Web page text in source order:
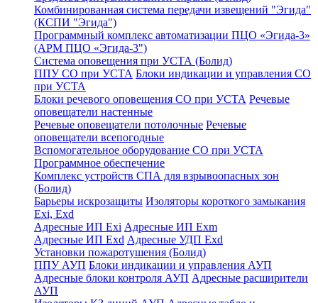
Комбинированная система передачи извещений "Эгида"
(КСПИ "Эгида")
Программный комплекс автоматизации ПЦО «Эгида-3»
(АРМ ПЦО «Эгида-3")
Система оповещения при УСТА (Болид)
ППУ СО при УСТА Блоки индикации и управления СО
при УСТА
Блоки речевого оповещения СО при УСТА Речевые
оповещатели настенные
Речевые оповещатели потолочные Речевые
оповещатели всепогодные
Вспомогательное оборудование СО при УСТА
Программное обеспечение
Комплекс устройств СПА для взрывоопасных зон
(Болид)
Барьеры искрозащиты Изоляторы короткого замыкания
Exi, Exd
Адресные ИП Exi Адресные ИП Exm
Адресные ИП Exd Адресные УДП Exd
Установки пожаротушения (Болид)
ППУ АУП Блоки индикации и управления АУП
Адресные блоки контроля АУП Адресные расширители
АУП